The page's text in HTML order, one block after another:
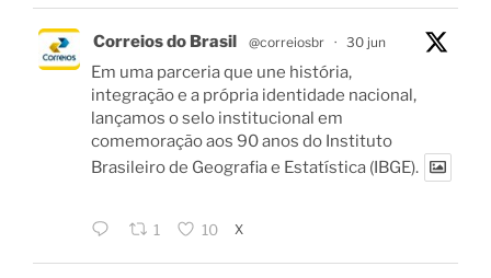
Correios do Brasil @correiosbr · 30 jun
Em uma parceria que une história,
integração e a própria identidade nacional,
lançamos o selo institucional em
comemoração aos 90 anos do Instituto
Brasileiro de Geografia e Estatística (IBGE).
1 10 X